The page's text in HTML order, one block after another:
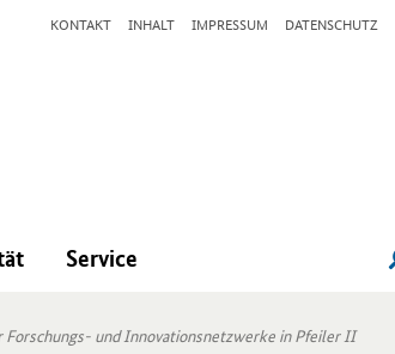
KONTAKT INHALT IMPRESSUM DATENSCHUTZ
Service
und Innovationsnetzwerke in Pfeiler II